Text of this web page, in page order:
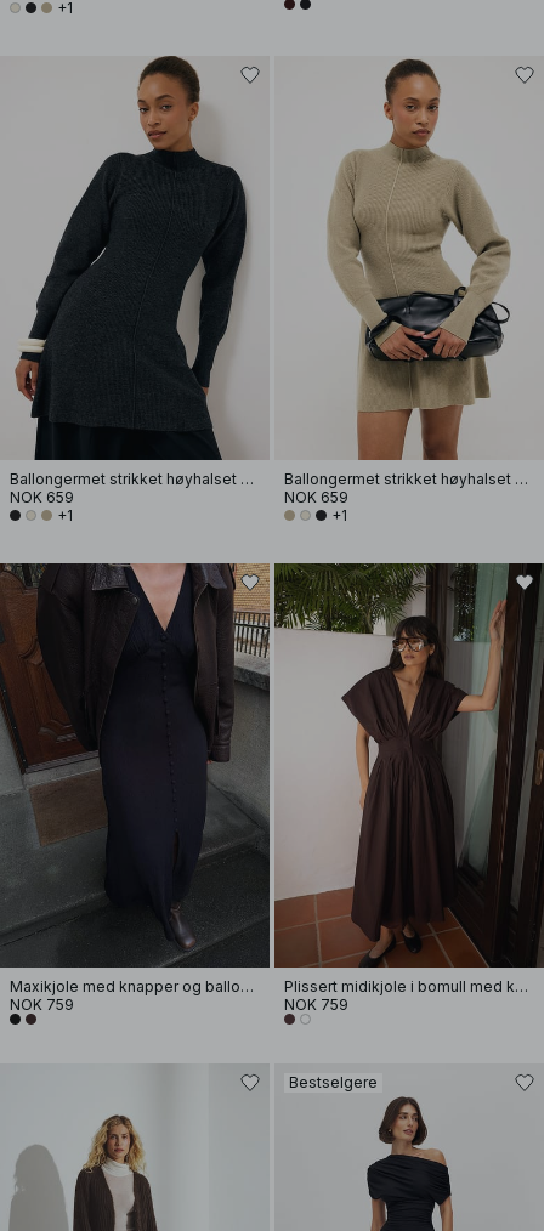
+1
Ballongermet strikket høyhalset kjole
NOK 659
+1
Ballongermet strikket høyhalset kjole
NOK 659
+1
Maxikjole med knapper og ballongermer
NOK 759
Plissert midikjole i bomull med korte ermer
NOK 759
Bestselgere